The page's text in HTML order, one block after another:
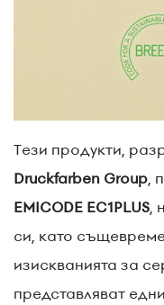
Тези продукти,
Druckfarben Group,
EMICODE EC1PLUS,
си, като
изискванията за
представляват